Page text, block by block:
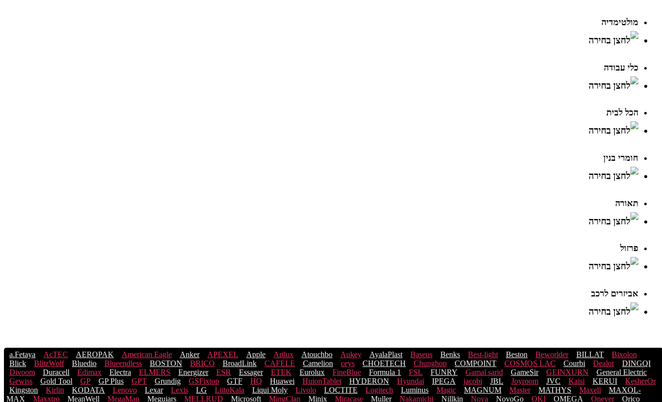
מולטימדיה
כלי עבודה
הכל לבית
חומרי בנין
תאורה
פרזול
אביזרים לרכב
a.Fetaya AcTEC AEROPAK American Eagle Anker APEXEL Apple Arilux Atouchbo Aukey AyalaPlast Baseus Benks Best-light Beston Beworlder BILLAT
Bixolon
Blick
BlitzWolf Bluedio Blueendless BOSTON BRICO BroadLink CAFELE Camelion ceys CHOETECH Chunghop COMPOINT COSMOS LACֹ Courbi Dealor
DINGQI
Divoom
Duracell Edimax Electra ELMERS Energizer ESR Essager ETEK Eurolux FineBlue Formula 1 FSL FUNRY Gamal sarid GameSir GEINXURN
General Electric
Gewiss
Gold Tool GP GP Plus GPT Grundig GSFixtop GTF HQ Huawei HuionTablet HYDERON Hyundai IPEGA jacobi JBL Joyroom JVC Kaisi KERUI
KesherOr
Kingston
Kirlin KODATA Lenovo Lexar Lexis LG LiitoKala Liqui Moly Livolo LOCTITE Logitech Luminus Magic MAGNUM Master MATHYS Maxell
MAXOL-
MAX
Maxxtro MeanWell MegaMan Meguiars MELLRUD Microsoft MingClan Minix Miracase Muller Nakamichi Nillkin Nova NovoGo OKI OMEGA Onever Orico